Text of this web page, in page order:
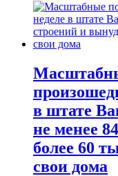
в штате
не менее
более 60
свои дома